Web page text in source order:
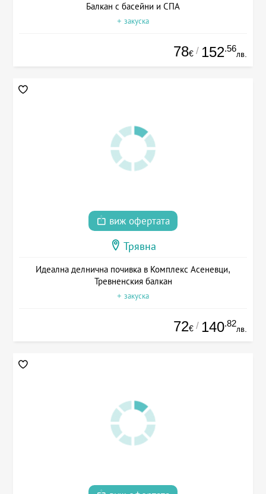
Балкан с басейни и СПА
+ закуска
78€ / 152.56
лв.
виж офертата
Трявна
Идеална делнична почивка в Комплекс Асеневци,
Тревненския балкан
+ закуска
72€ / 140.82
лв.